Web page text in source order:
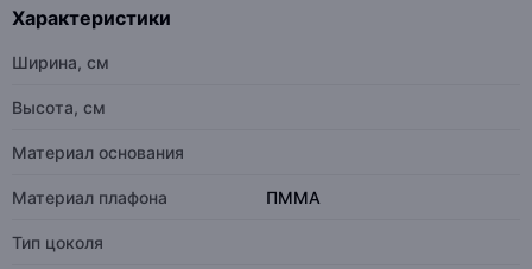
Характеристики
Ширина, см
Высота, см
Материал основания
Материал плафона ПММА
Тип цоколя